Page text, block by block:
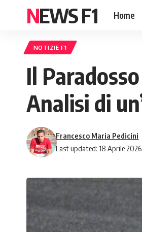
NEWS F1 Home
NOTIZIE F1
Il
Analisi di
Last updated: 18 Aprile
Francesco Maria Pedicini